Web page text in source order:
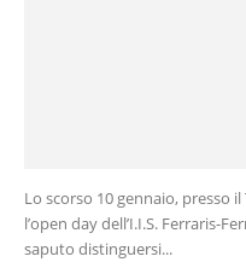
Lo scorso 10 gennaio, presso
l’open day dell’I.I.S. Ferraris-
saputo distinguersi...